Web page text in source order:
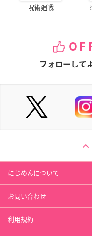
呪術廻戦
フォローして
にじめんについて
お問い合わせ
利用規約